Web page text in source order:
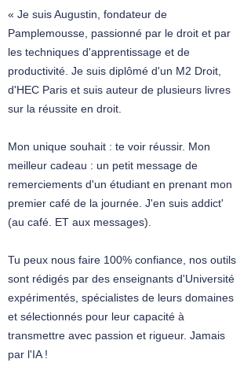
Le sort des donations et avantages
matrimoniaux en cas de divorce (3
flashcards)
La prestation compensatoire
Les dommages et intérêts
La liquidation de la communauté réduite
aux acquêts
communauté réduite aux acquêts
La séparation de corps
Les effets de la séparation de corps
La fin de la séparation de corps
Cass. Civ., 30 déc 1952, Sacha Guitry
Le sort de la bague de fiançailles en cas de
rupture
Les causes de divorce
LA FILIATION
La filiation par l’effet de la loi
« Je suis Augustin, fondateur de
Pamplemousse, passionné par le droit et par
les techniques d'apprentissage et de
productivité. Je suis diplômé d'un M2 Droit,
d'HEC Paris et suis auteur de plusieurs livres
sur la réussite en droit.
Mon unique souhait : te voir réussir. Mon
meilleur cadeau : un petit message de
remerciements d'un étudiant en prenant mon
premier café de la journée. J'en suis addict'
(au café. ET aux messages).
Tu peux nous faire 100% confiance, nos outils
sont rédigés par des enseignants d'Université
expérimentés, spécialistes de leurs domaines
et sélectionnés pour leur capacité à
transmettre avec passion et rigueur. Jamais
par l'IA !